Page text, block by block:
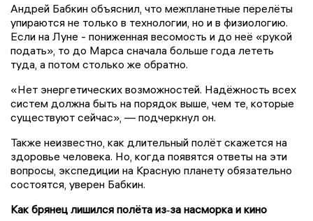
Андрей Бабкин объяснил, что межпланетные перелёты
упираются не только в технологии, но и в физиологию.
Если на Луне - пониженная весомость и до неё «рукой
подать», то до Марса сначала больше года лететь
туда, а потом столько же обратно.
«Нет энергетических возможностей. Надёжность всех
систем должна быть на порядок выше, чем те, которые
существуют сейчас», — подчеркнул он.
Также неизвестно, как длительный полёт скажется на
здоровье человека. Но, когда появятся ответы на эти
вопросы, экспедиции на Красную планету обязательно
состоятся, уверен Бабкин.
Как брянец лишился полёта из‑за насморка и кино